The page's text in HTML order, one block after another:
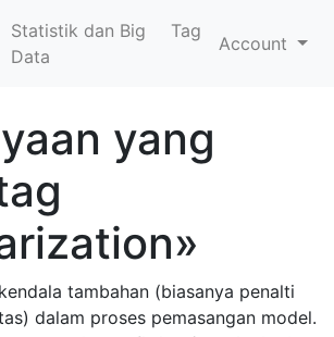
Statistik dan Big
Data
Tag
Account
yang
tambahan (biasanya penalti
dalam proses pemasangan model.